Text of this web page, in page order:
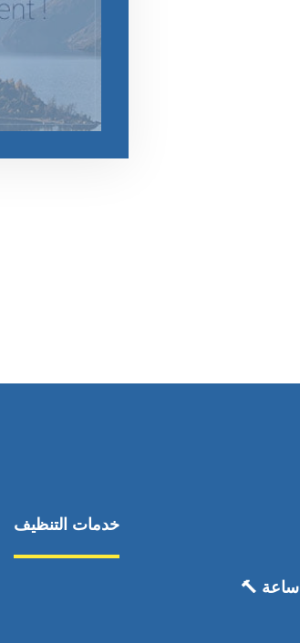
في أبوظبي 24 ساعة 🔨
خدمات التنظيف